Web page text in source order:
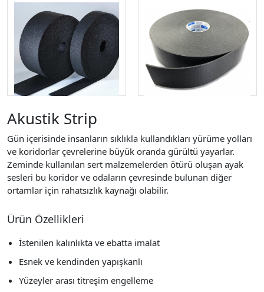
Akustik Strip
Gün içerisinde insanların sıklıkla kullandıkları yürüme yolları
ve koridorlar çevrelerine büyük oranda gürültü yayarlar.
Zeminde kullanılan sert malzemelerden ötürü oluşan ayak
sesleri bu koridor ve odaların çevresinde bulunan diğer
ortamlar için rahatsızlık kaynağı olabilir.
Ürün Özellikleri
İstenilen kalınlıkta ve ebatta imalat
Esnek ve kendinden yapışkanlı
Yüzeyler arası titreşim engelleme